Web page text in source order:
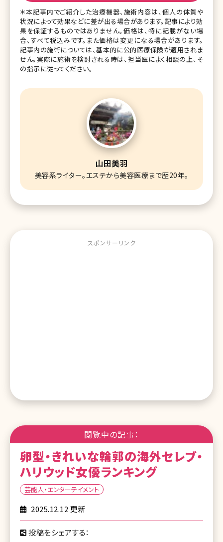
＊本記事内でご紹介した治療機器、施術内容は、個人の体質や
状況によって効果などに差が出る場合があります。記事により効
果を保証するものではありません。価格は、特に記載がない場
合、すべて税込みです。また価格は変更になる場合があります。
記事内の施術については、基本的に公的医療保険が適用されま
せん。実際に施術を検討される時は、担当医によく相談の上、そ
の指示に従ってください。
山田美羽
美容系ライター。エステから美容医療まで歴20年。
スポンサーリンク
閲覧中の記事：
卵型・きれいな輪郭の海外セレブ・
ハリウッド女優ランキング
芸能人・エンターテイメント
2025.12.12 更新
投稿をシェアする：